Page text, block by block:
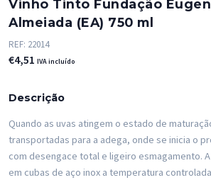
Vinho Tinto Fundação
Almeiada (EA) 750 ml
REF: 22014
€4,51 IVA incluído
Descrição
Quando as uvas atingem o estado de
transportadas para a adega, onde se inicia o
com desengace total e ligeiro esmagamento.
em cubas de aço inox a temperatura controlada